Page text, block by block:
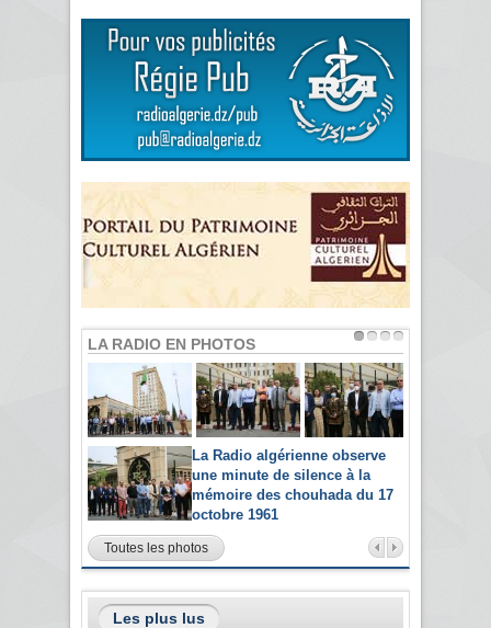
LA RADIO EN PHOTOS
La Radio algérienne observe
une minute de silence à la
mémoire des chouhada du 17
octobre 1961
Toutes les photos
Les plus lus